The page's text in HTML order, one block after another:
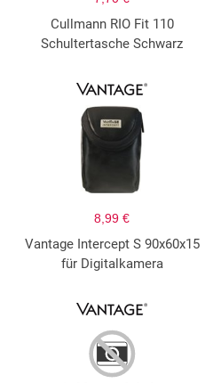
Cullmann RIO Fit 110
Schultertasche Schwarz
8,99 €
Vantage Intercept S 90x60x15
für Digitalkamera